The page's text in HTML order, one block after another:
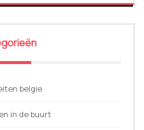
belgie
in de buurt